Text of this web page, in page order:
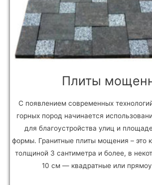
Плиты
С появлением современных
горных пород начинается
для благоустройства улиц и
формы. Гранитные плиты мощения – это
толщиной 3 сантиметра и более, в
10 см — квадратные или